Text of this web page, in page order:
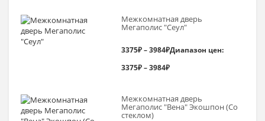
Межкомнатная дверь
Мегаполис "Сеул"
3375₽–3984₽Диапазон цен:
3375₽ – 3984₽
Межкомнатная дверь
Мегаполис "Вена" Экошпон (Со
стеклом)